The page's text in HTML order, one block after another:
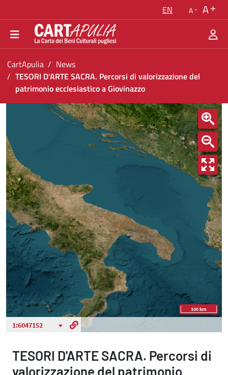
Go to navigation menu
Go to content
Go to the footer
EN A A
You are in:
CartApulia
News
TESORI D'ARTE SACRA. Percorsi di valorizzazione del
patrimonio ecclesiastico a Giovinazzo
TESORI D&#39;ARTE SACRA. Percorsi di
TESORI D'ARTE SACRA. Percorsi di
valorizzazione del patrimonio